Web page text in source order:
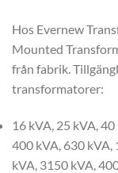
Hos Evernew
Mounted
från fabrik.
transformatorer:
16 kVA, 25 kVA,
400 kVA, 630 kVA,
kVA, 3150 kVA,